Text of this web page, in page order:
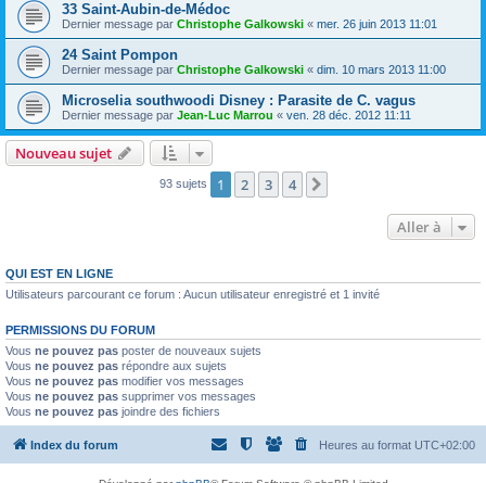
33 Saint-Aubin-de-Médoc
Dernier message par Christophe Galkowski « mer. 26 juin 2013 11:01
24 Saint Pompon
Dernier message par Christophe Galkowski « dim. 10 mars 2013 11:00
Microselia southwoodi Disney : Parasite de C. vagus
Dernier message par Jean-Luc Marrou « ven. 28 déc. 2012 11:11
Nouveau sujet
93 sujets 1 2 3 4
Aller à
QUI EST EN LIGNE
Utilisateurs parcourant ce forum : Aucun utilisateur enregistré et 1 invité
PERMISSIONS DU FORUM
Vous ne pouvez pas poster de nouveaux sujets
Vous ne pouvez pas répondre aux sujets
Vous ne pouvez pas modifier vos messages
Vous ne pouvez pas supprimer vos messages
Vous ne pouvez pas joindre des fichiers
Index du forum Heures au format UTC+02:00